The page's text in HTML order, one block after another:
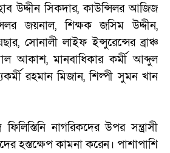
উদ্দীন সিকদার, কাউন্সিলর আজিজ
জয়নাল, শিক্ষক জসিম উদ্দীন,
সোনালী লাইফ ইন্সুরেন্সের ব্রাঞ্চ
আকাশ, মানবাধিকার কর্মী আব্দুল
রহমান মিজান, শিল্পী সুমন খান
ফিলিস্তিনি নাগরিকদের উপর সন্ত্রাসী
হস্তক্ষেপ কামনা করেন। পাশাপাশি